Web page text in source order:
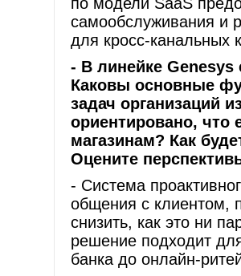
самообслуживания и
для кросс-канальных
- В линейке Genesys
Каковы основные
задач организаций
ориентировано, что
магазинам? Как
Оцените
- Система
общения с клиентом,
снизить, как это ни
решение подходит
банка до онлайн-